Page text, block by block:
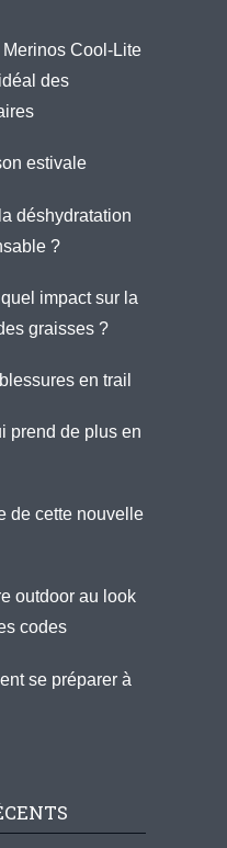
Merinos Cool-Lite
des
estivale
déshydratation
?
impact sur la
graisses ?
en trail
prend de plus en
de cette nouvelle
outdoor au look
codes
se préparer à